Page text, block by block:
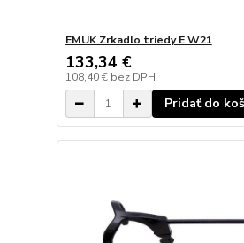
EMUK Zrkadlo triedy E W21
133,34 €
108,40 € bez DPH
Pridať do